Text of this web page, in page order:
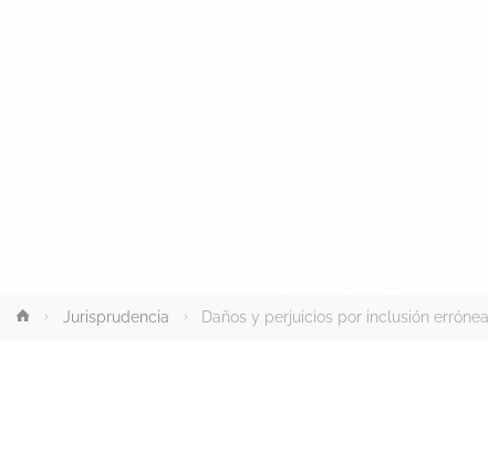
InicioJurisprudencia Daños y perjuicios por inclusión